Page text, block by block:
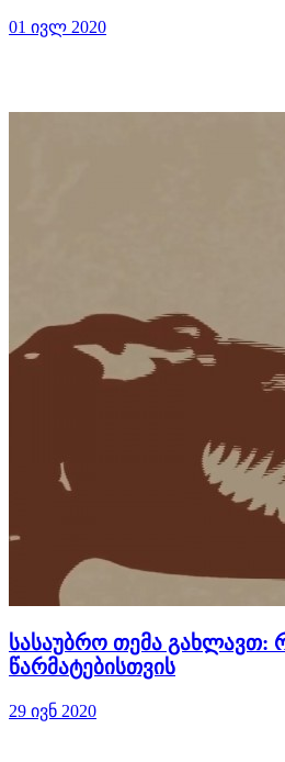
01 ივლ 2020
სასაუბრო თემა გახლავთ:
წარმატებისთვის
29 ივნ 2020